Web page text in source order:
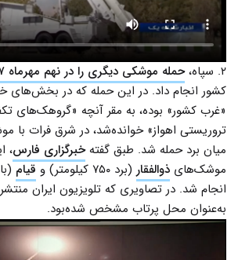
۲. سپاه، حمله موشکی دیگری را در نهم مهرماه ۱۳۹۷
کشور انجام داد. در این حمله که در بخش‌های
«غرب کشور» بوده، به مقر آنچه «گروهک‌های
تروریستی اهواز» خوانده‌شد، در شرق فرات با
میان برد حمله شد. طبق گفتهخبرگزاری فارس،
موشک‌های ذوالفقار (برد ۷۵۰ کیلومتر) و قیام
انجام شد. در تصاویری که تلویزیون ایران منتشر
به‌عنوان محل پرتاب مشخص شده‌بود.